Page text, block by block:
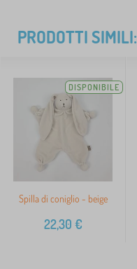
PRODOTTI SIMILI:
DISPONIBILE
Spilla di coniglio - beige
22,30 €